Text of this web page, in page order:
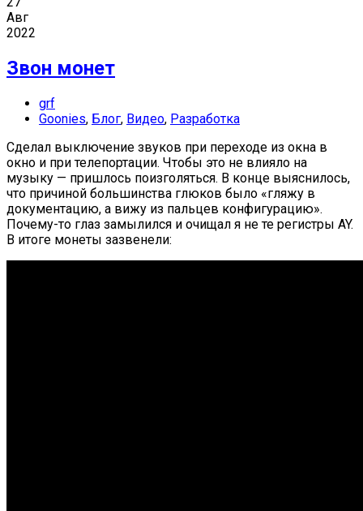
Авг
2022
Звон монет
grf
Goonies, Блог, Видео, Разработка
Сделал выключение звуков при переходе из окна в
окно и при телепортации. Чтобы это не влияло на
музыку — пришлось поизголяться. В конце выяснилось,
что причиной большинства глюков было «гляжу в
документацию, а вижу из пальцев конфигурацию».
Почему-то глаз замылился и очищал я не те регистры AY.
В итоге монеты зазвенели: